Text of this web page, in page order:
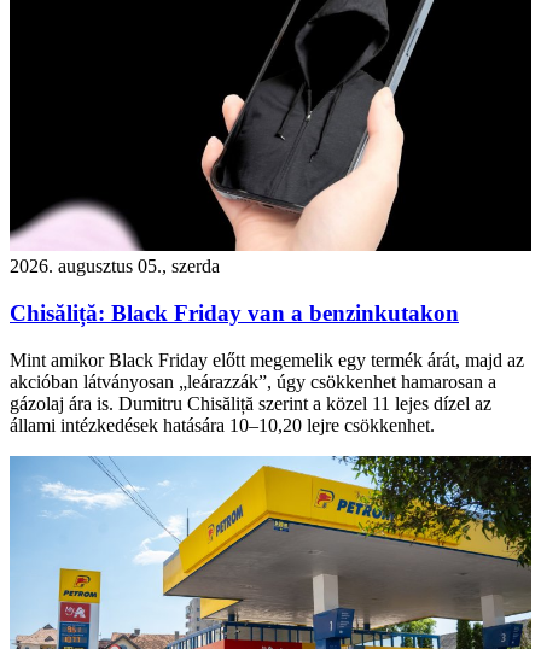
2026. augusztus 05., szerda
Chisăliță: Black Friday van a benzinkutakon
Mint amikor Black Friday előtt megemelik egy termék árát, majd az
akcióban látványosan „leárazzák”, úgy csökkenhet hamarosan a
gázolaj ára is. Dumitru Chisăliță szerint a közel 11 lejes dízel az
állami intézkedések hatására 10–10,20 lejre csökkenhet.